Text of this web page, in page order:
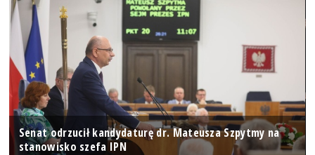
Senat odrzucił kandydaturę dr. Mateusza Szpytmy na
stanowisko szefa IPN